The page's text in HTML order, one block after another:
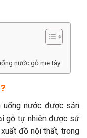
nước gỗ me tây
uống nước được sản
gỗ tự nhiên được sử
đồ nội thất, trong